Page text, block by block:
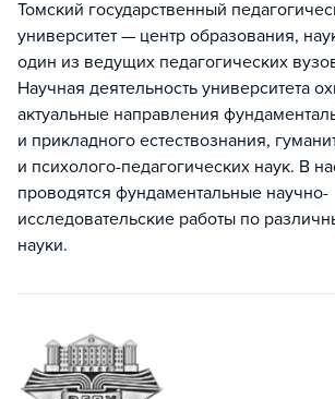
Томский государственный
университет — центр образования,
один из ведущих педагогических
Научная деятельность университета
актуальные направления
и прикладного естествознания,
и психолого-педагогических наук. В
проводятся фундаментальные научно-
исследовательские работы по
науки.